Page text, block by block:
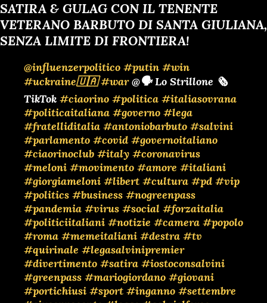
SATIRA & GULAG CON IL TENENTE
VETERANO BARBUTO DI SANTA GIULIANA,
SENZA LIMITE DI FRONTIERA!
@influenzerpolitico #putin #win
#uckraine🇺🇦 #war@🗣️ Lo Strillone 🗞️
TikTok #ciaorino #politica #italiasovrana
#politicaitaliana #governo #lega
#fratelliditalia #antoniobarbuto #salvini
#parlamento #covid #governoitaliano
#ciaorinoclub #italy #coronavirus
#meloni #movimento #amore #italiani
#giorgiameloni #libert #cultura #pd #vip
#politics #business #nogreenpass
#pandemia #virus #social #forzaitalia
#politiciitaliani #notizie #camera #popolo
#roma #memeitaliani #destra #tv
#quirinale #legasalvinipremier
#divertimento #satira #iostoconsalvini
#greenpass #mariogiordano #giovani
#portichiusi #sport #inganno #settembre